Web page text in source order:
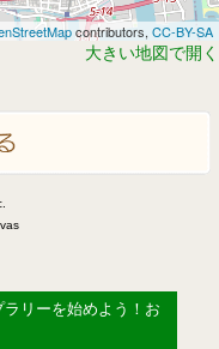
contributors, CC-BY-SA
大きい地図で開く
リーを始めよう！お